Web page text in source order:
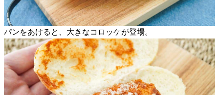
パンをあけると、大きなコロッケが登場。